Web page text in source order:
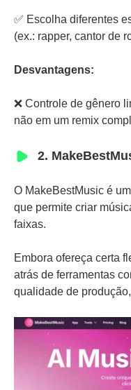
✅ Escolha diferentes
(ex.: rapper, cantor de
Desvantagens:
❌ Controle de gênero
não em um remix
2.
O MakeBestMusic é
que permite criar
faixas.
Embora ofereça certa
atrás de ferramentas
qualidade de